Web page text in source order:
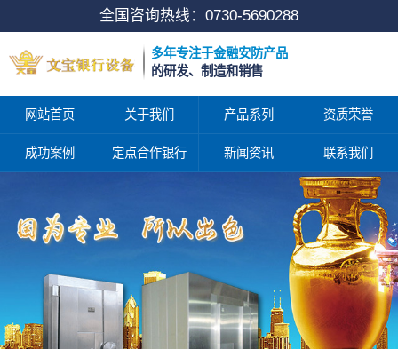
全国咨询热线： 0730-5690288
多年专注于金融安防产品
的研发、制造和销售
网站首页 关于我们 产品系列 资质荣誉
成功案例 定点合作银行 新闻资讯 联系我们